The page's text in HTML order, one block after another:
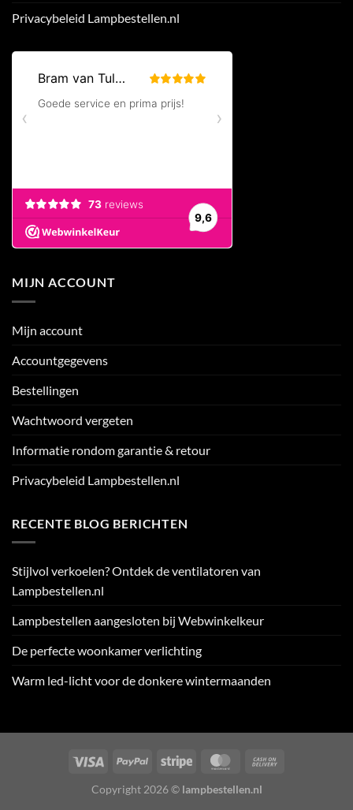
Privacybeleid Lampbestellen.nl
MIJN ACCOUNT
Mijn account
Accountgegevens
Bestellingen
Wachtwoord vergeten
Informatie rondom garantie & retour
Privacybeleid Lampbestellen.nl
RECENTE BLOG BERICHTEN
Stijlvol verkoelen? Ontdek de ventilatoren van
Lampbestellen.nl
Lampbestellen aangesloten bij Webwinkelkeur
De perfecte woonkamer verlichting
Warm led-licht voor de donkere wintermaanden
Visa PayPal Stripe MasterCard
Copyright 2026 © lampbestellen.nl